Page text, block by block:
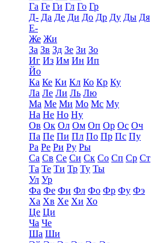
Га Ге Ги Гл Го Гр
Д- Да Де Ди До Др Ду Ды Дя
Е-
Же Жи
За Зв Зд Зе Зи Зо
Иг Из Им Ин Ип
Йо
Ка Ке Ки Кл Ко Кр Ку
Ла Ле Ли Ль Лю
Ма Ме Ми Мо Мс Му
На Не Но Ну
Ов Ок Ол Ом Оп Ор Ос Оч
Па Пе Пи Пл По Пр Пс Пу
Ра Ре Ри Ру Ры
Са Св Се Си Ск Со Сп Ср Ст
Та Те Ти Тр Ту Ты
Ул Ур
Фа Фе Фи Фл Фо Фр Фу Фэ
Ха Хв Хе Хи Хо
Це Ци
Ча Че
Ша Ши